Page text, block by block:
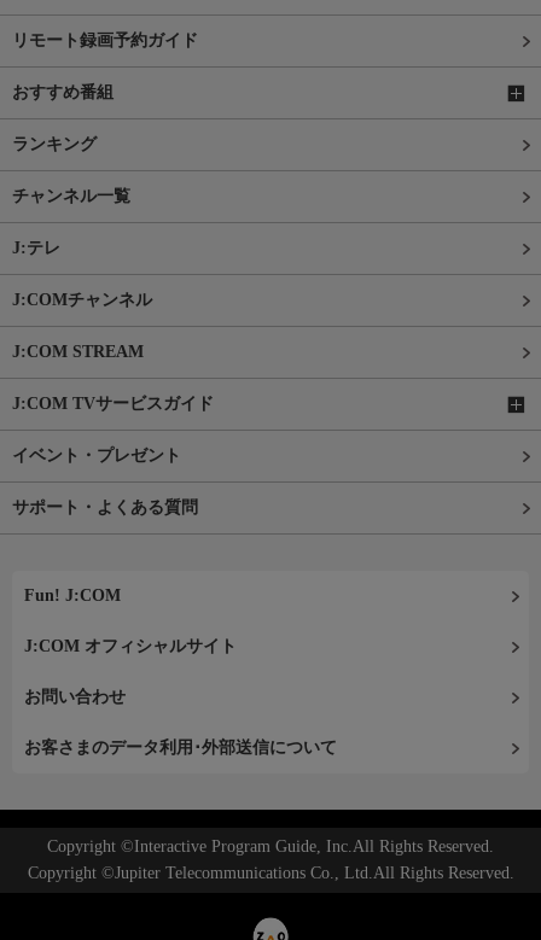
リモート録画予約ガイド
おすすめ番組
ランキング
チャンネル一覧
J:テレ
J:COMチャンネル
J:COM STREAM
J:COM TVサービスガイド
イベント・プレゼント
サポート・よくある質問
Fun! J:COM
J:COM オフィシャルサイト
お問い合わせ
お客さまのデータ利用･外部送信について
Copyright ©Interactive Program Guide, Inc.All Rights Reserved.
Copyright ©Jupiter Telecommunications Co., Ltd.All Rights Reserved.